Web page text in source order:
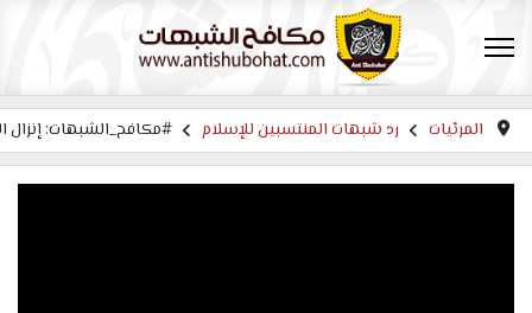
المرئيات رد شبهات المنتسبين للإسلام #مكافح_الشبهات: إنزال